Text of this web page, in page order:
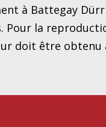
à Battegay Dürr
Pour la
doit être obtenu